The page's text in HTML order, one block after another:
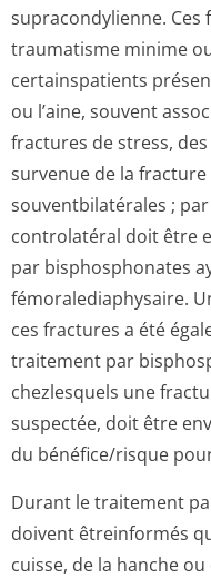
supracondylienne.
traumatisme minime
certainspatients
ou l’aine, souvent
fractures de stress,
survenue de la
souventbilatérales ;
controlatéral doit être
par bisphosphonates
fémoralediaphy­saire.
ces fractures a été
traitement par
chezlesquels une
suspectée, doit être
du bénéfice/risque
Durant le traitement
doivent êtreinformés
cuisse, de la hanche